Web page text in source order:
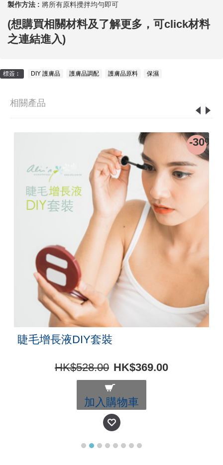
製作方法 : 將所有原料攪拌均勻即可
(想購買相關材料及了解更多， 可click材料
之連結進入)
標簽︰ DIY 護膚品 護膚品調配 護膚品原料 保濕
相關產品
-30%
睫毛增長液DIY套裝
HK$528.00 HK$369.00
加入購物車